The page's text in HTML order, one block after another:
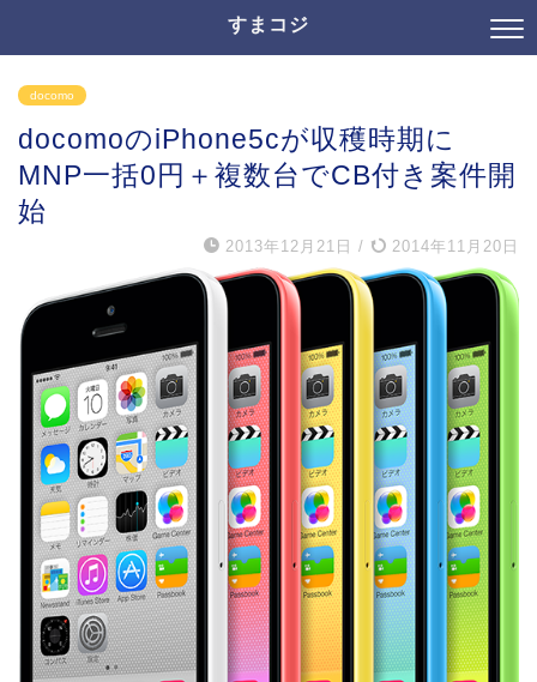
すまコジ
docomo
docomoのiPhone5cが収穫時期に
MNP一括0円＋複数台でCB付き案件開
始
2013年12月21日 / 2014年11月20日